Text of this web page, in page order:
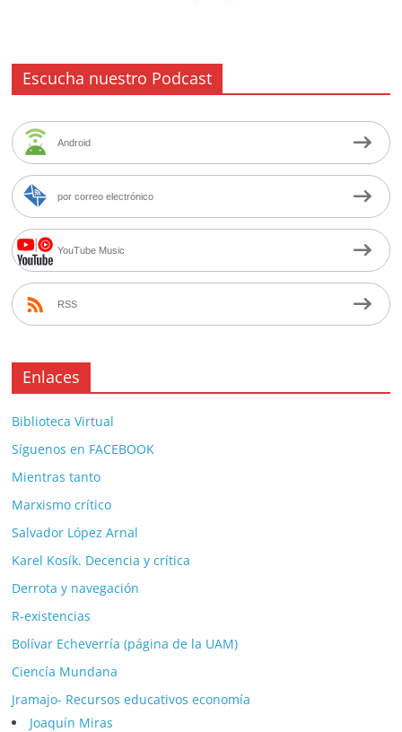
Escucha nuestro Podcast
Android
por correo electrónico
YouTube Music
RSS
Enlaces
Biblioteca Virtual
Síguenos en FACEBOOK
Mientras tanto
Marxismo crítico
Salvador López Arnal
Karel Kosík. Decencia y crítica
Derrota y navegación
R-existencias
Bolívar Echeverría (página de la UAM)
Ciencía Mundana
Jramajo- Recursos educativos economía
Joaquín Miras